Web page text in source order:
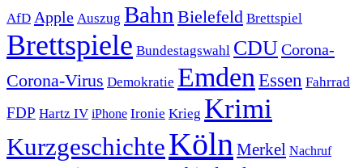
AfD Apple Auszug Bahn Bielefeld Brettspiel
Brettspiele Bundestagswahl CDUCorona-
Corona-Virus Demokratie Emden Essen Fahrrad
FDP Hartz IV iPhone Ironie Krieg Krimi
KurzgeschichteKöln Merkel Nachruf